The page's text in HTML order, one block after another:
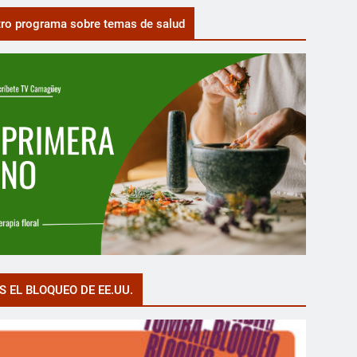
programa sobre temas de salud
EL BLOQUEO DE EE.UU.